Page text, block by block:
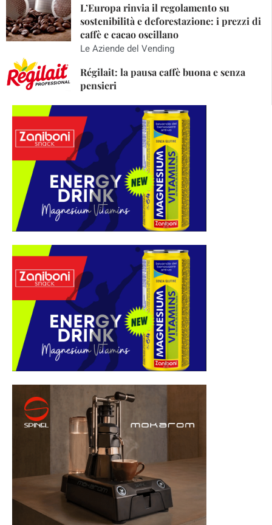
L’Europa rinvia il regolamento su
sostenibilità e deforestazione: i prezzi di
caffè e cacao oscillano
Le Aziende del Vending
Régilait: la pausa caffè buona e senza
pensieri